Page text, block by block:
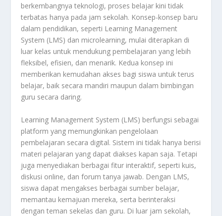
berkembangnya teknologi, proses belajar kini tidak
terbatas hanya pada jam sekolah. Konsep-konsep baru
dalam pendidikan, seperti Learning Management
System (LMS) dan microlearning, mulai diterapkan di
luar kelas untuk mendukung pembelajaran yang lebih
fleksibel, efisien, dan menarik. Kedua konsep ini
memberikan kemudahan akses bagi siswa untuk terus
belajar, baik secara mandiri maupun dalam bimbingan
guru secara daring.
Learning Management System (LMS) berfungsi sebagai
platform yang memungkinkan pengelolaan
pembelajaran secara digital. Sistem ini tidak hanya berisi
materi pelajaran yang dapat diakses kapan saja. Tetapi
juga menyediakan berbagai fitur interaktif, seperti kuis,
diskusi online, dan forum tanya jawab. Dengan LMS,
siswa dapat mengakses berbagai sumber belajar,
memantau kemajuan mereka, serta berinteraksi
dengan teman sekelas dan guru. Di luar jam sekolah,